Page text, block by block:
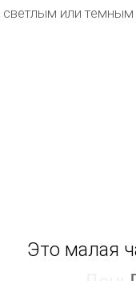
светлым или
Это малая